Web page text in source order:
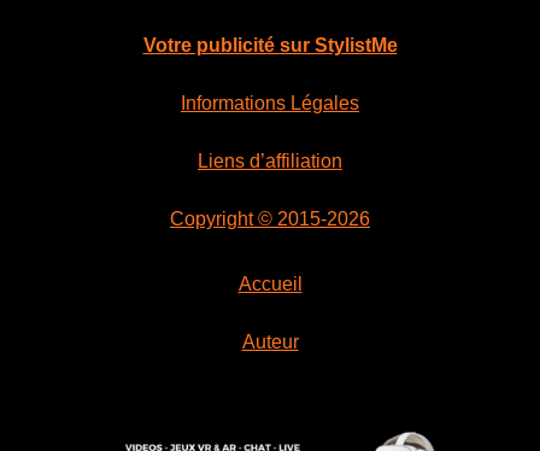
Votre publicité sur StylistMe
Informations Légales
Liens d’affiliation
Copyright © 2015-2026
Accueil
Auteur